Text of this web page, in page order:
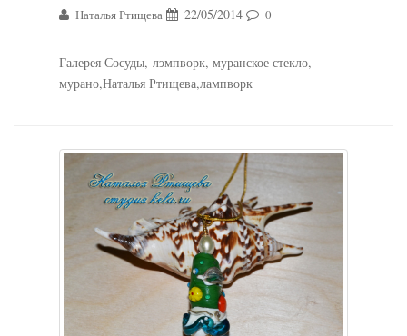
Наталья Ртищева 22/05/2014 0
Галерея Сосуды, лэмпворк, муранское стекло,
мурано,Наталья Ртищева,лампворк